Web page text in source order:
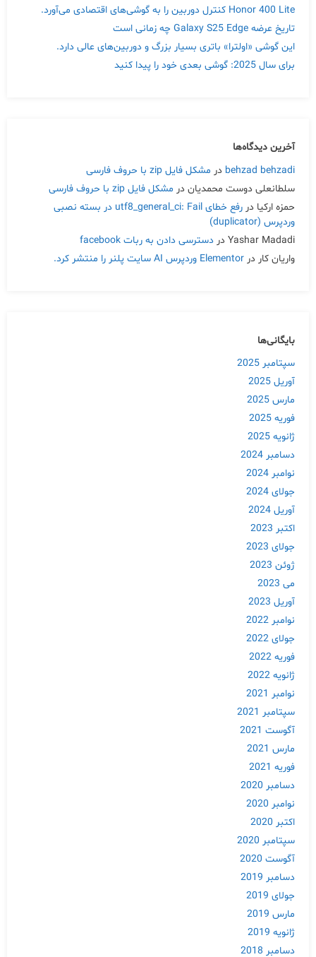
Honor 400 Lite کنترل دوربین را به گوشی‌های اقتصادی می‌آورد.
تاریخ عرضه Galaxy S25 Edge چه زمانی است
این گوشی «اولترا» باتری بسیار بزرگ و دوربین‌های عالی دارد.
برای سال 2025: گوشی بعدی خود را پیدا کنید
آخرین دیدگاه‌ها
behzad behzadi در مشکل فایل zip با حروف فارسی
سلطانعلی دوست محمدیان در مشکل فایل zip با حروف فارسی
حمزه ارکیا در
رفع خطای utf8_general_ci: Fail در بسته نصبی
وردپرس (duplicator)
Yashar Madadi در دسترسی دادن به ربات facebook
واریان کار در Elementor وردپرس AI سایت پلنر را منتشر کرد.
بایگانی‌ها
سپتامبر 2025
آوریل 2025
مارس 2025
فوریه 2025
ژانویه 2025
دسامبر 2024
نوامبر 2024
جولای 2024
آوریل 2024
اکتبر 2023
جولای 2023
ژوئن 2023
می 2023
آوریل 2023
نوامبر 2022
جولای 2022
فوریه 2022
ژانویه 2022
نوامبر 2021
سپتامبر 2021
آگوست 2021
مارس 2021
فوریه 2021
دسامبر 2020
نوامبر 2020
اکتبر 2020
سپتامبر 2020
آگوست 2020
دسامبر 2019
جولای 2019
مارس 2019
ژانویه 2019
دسامبر 2018